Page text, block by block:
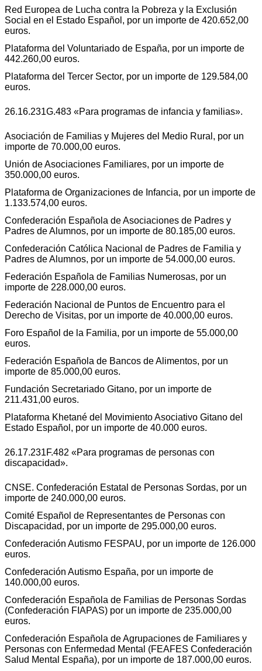
Red Europea de Lucha contra la Pobreza y la Exclusión
Social en el Estado Español, por un importe de 420.652,00
euros.
Plataforma del Voluntariado de España, por un importe de
442.260,00 euros.
Plataforma del Tercer Sector, por un importe de 129.584,00
euros.
26.16.231G.483 «Para programas de infancia y familias».
Asociación de Familias y Mujeres del Medio Rural, por un
importe de 70.000,00 euros.
Unión de Asociaciones Familiares, por un importe de
350.000,00 euros.
Plataforma de Organizaciones de Infancia, por un importe de
1.133.574,00 euros.
Confederación Española de Asociaciones de Padres y
Padres de Alumnos, por un importe de 80.185,00 euros.
Confederación Católica Nacional de Padres de Familia y
Padres de Alumnos, por un importe de 54.000,00 euros.
Federación Española de Familias Numerosas, por un
importe de 228.000,00 euros.
Federación Nacional de Puntos de Encuentro para el
Derecho de Visitas, por un importe de 40.000,00 euros.
Foro Español de la Familia, por un importe de 55.000,00
euros.
Federación Española de Bancos de Alimentos, por un
importe de 85.000,00 euros.
Fundación Secretariado Gitano, por un importe de
211.431,00 euros.
Plataforma Khetané del Movimiento Asociativo Gitano del
Estado Español, por un importe de 40.000 euros.
26.17.231F.482 «Para programas de personas con
discapacidad».
CNSE. Confederación Estatal de Personas Sordas, por un
importe de 240.000,00 euros.
Comité Español de Representantes de Personas con
Discapacidad, por un importe de 295.000,00 euros.
Confederación Autismo FESPAU, por un importe de 126.000
euros.
Confederación Autismo España, por un importe de
140.000,00 euros.
Confederación Española de Familias de Personas Sordas
(Confederación FIAPAS) por un importe de 235.000,00
euros.
Confederación Española de Agrupaciones de Familiares y
Personas con Enfermedad Mental (FEAFES Confederación
Salud Mental España), por un importe de 187.000,00 euros.